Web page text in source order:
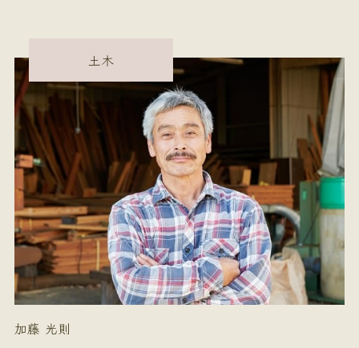
土木
加藤 光則